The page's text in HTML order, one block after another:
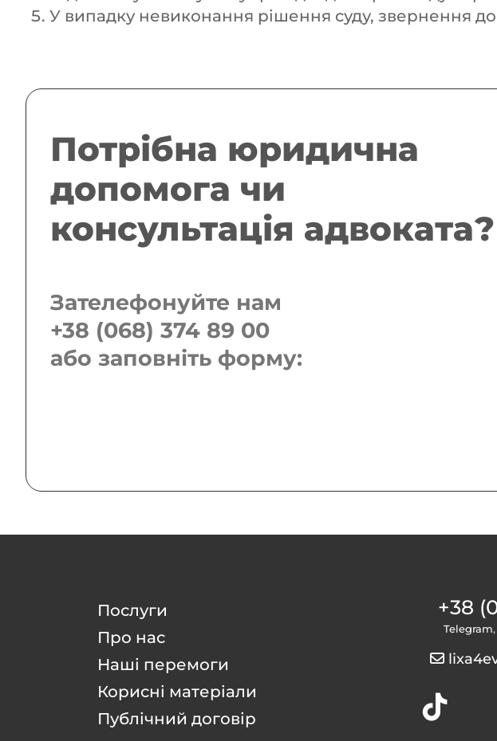
У випадку невиконання рішення суду, звернення
Потрібна юридична
допомога чи
консультація адвоката?
Зателефонуйте нам
+38 (068) 374 89 00
або заповніть форму:
Послуги
Про нас
Наші перемоги
Корисні матеріали
Публічний договір
+38
Telegram,
